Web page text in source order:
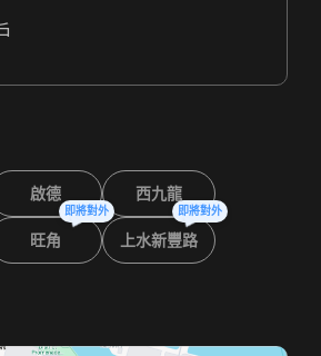
啟德 西九龍
旺角
即將對外
上水新豐路
即將對外